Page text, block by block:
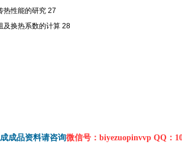
热性能的研究 27
及换热系数的计算 28
成品资料请咨询微信号：biyezuopinvvp QQ